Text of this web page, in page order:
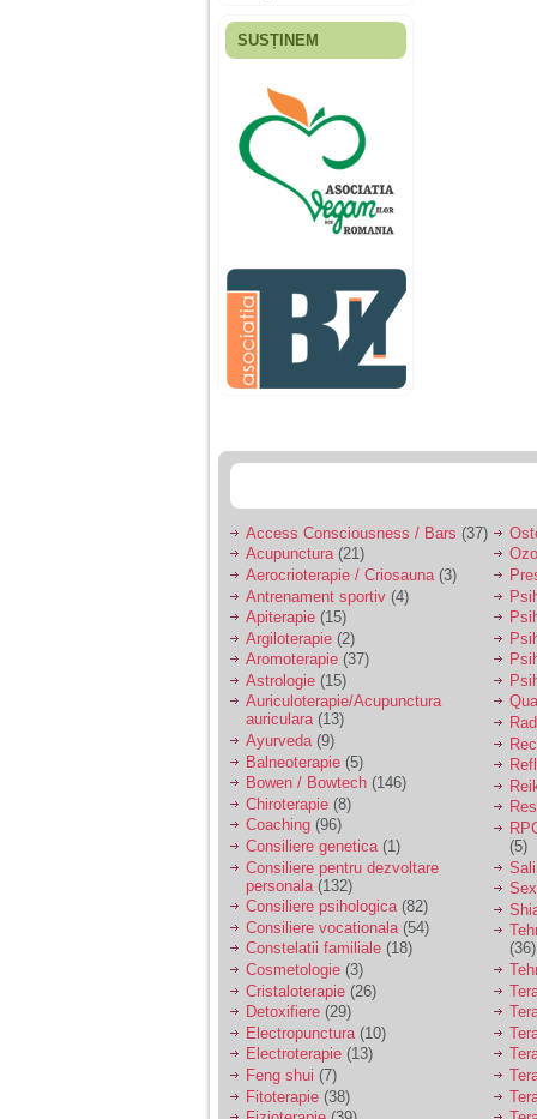
Fiica mea s-a nascut
ani, privind in urma
realizez cat de multe
greseli am facut in
educatia si cresterea
ei, am fost o mama
egoista, preocupata
de implinirea
profesionala, cand ea
era mica am neglijat-
agresiva, orice
greseala era taxata cu
o palma sau pedepse.
De 4 ani am o relatie
serioasa cu un barbat
sa se manifeste o
Ma aflu aici pentru ca
vreau sa stiu daca am
nevoie de un psiholog
sau psihiatru.
Sunt casatorita, am
31 de ani si un copil in
varsta de 2 ani care
mi-e lumina ochilor.
De ceva timp simt ca
mi s-a adunat
oboseala, o oboseala
cronica de care nu pot
scapa si simt ca din
cauza ei nu pot
controla nervii si
cateodata are copilul
de suferit.
Am o bariera peste
care nu pot trece:
prietena mea a ramas
insarcinata cu o fata.
Am fost de comun
acord sa facem un
copil, cu gandul ca e
baiat.
SUSȚINEM
Access Consciousness / Bars (37)
Acupunctura(21)
Aerocrioterapie / Criosauna (3)
Antrenament sportiv (4)
Apiterapie (15)
Argiloterapie (2)
Aromoterapie (37)
Astrologie (15)
Auriculoterapie/Acupunctura
auriculara(13)
Ayurveda(9)
Balneoterapie (5)
Bowen / Bowtech (146)
Chiroterapie (8)
Coaching (96)
Consiliere genetica(1)
Consiliere pentru dezvoltare
personala (132)
Consiliere psihologica(82)
Consiliere vocationala (54)
Constelatii familiale (18)
Cosmetologie (3)
Cristaloterapie (26)
Detoxifiere (29)
Electropunctura (10)
Electroterapie (13)
Feng shui (7)
Fitoterapie (38)
(5)
(36)